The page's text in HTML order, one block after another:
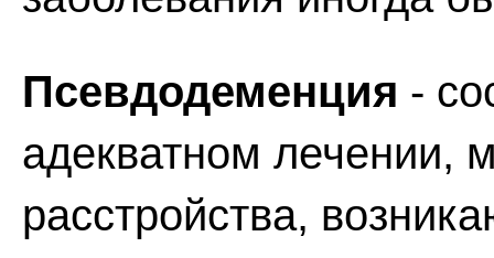
Псевдодеменция -
адекватном лечении,
расстройства,